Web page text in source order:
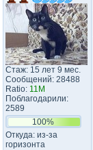
Стаж: 15 лет 9 мес.
Сообщений: 28488
Ratio: 11M
Поблагодарили:
2589
100%
Откуда: из-за
горизонта